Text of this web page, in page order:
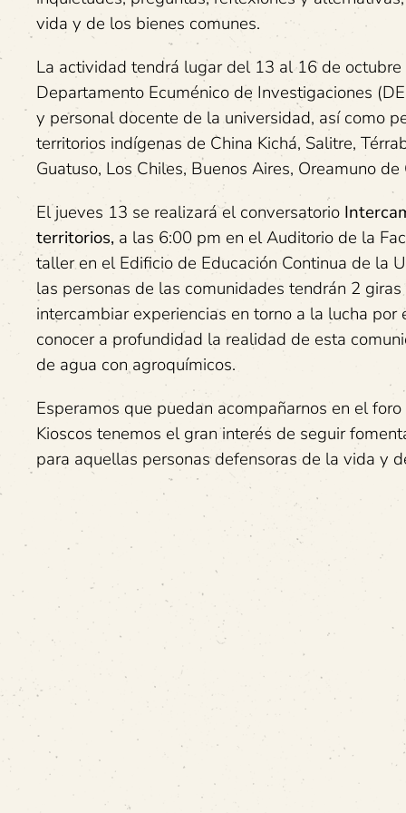
vida y de los bienes comunes.
La actividad tendrá lugar del 13 al 16 de
Departamento Ecuménico de Investigaciones
y personal docente de la universidad, así como
territorios indígenas de China Kichá, Salitre,
Guatuso, Los Chiles, Buenos Aires, Oreamuno
El jueves 13 se realizará el conversatorio
territorios, a las 6:00 pm en el Auditorio de la
taller en el Edificio de Educación Continua de la
las personas de las comunidades tendrán 2
intercambiar experiencias en torno a la lucha
conocer a profundidad la realidad de esta
de agua con agroquímicos.
Esperamos que puedan acompañarnos en el
Kioscos tenemos el gran interés de seguir
para aquellas personas defensoras de la vida y